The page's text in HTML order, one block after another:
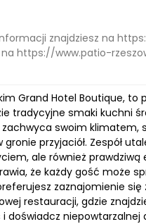
znajdziesz na
na https://www.patio-
Grand Hotel Boutique,
tradycyjne smaki kuchni
swoim
przyjaciół. Zespół
ale również
że każdy gość może
zaznajomienie
restauracji, gdzie
doświadcz